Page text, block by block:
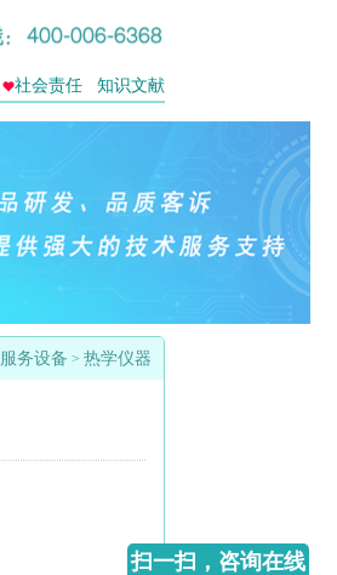
社会责任 知识文献
服务设备 > 热学仪器
扫一扫，咨询在线